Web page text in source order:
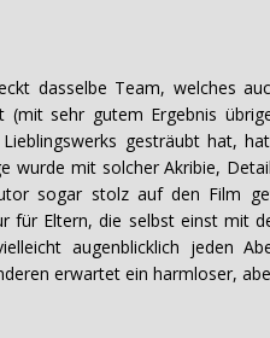
dasselbe Team, welches
(mit sehr gutem Ergebnis
gesträubt hat,
wurde mit solcher Akribie,
sogar stolz auf den Film
für Eltern, die selbst einst mit
augenblicklich jeden
erwartet ein harmloser,